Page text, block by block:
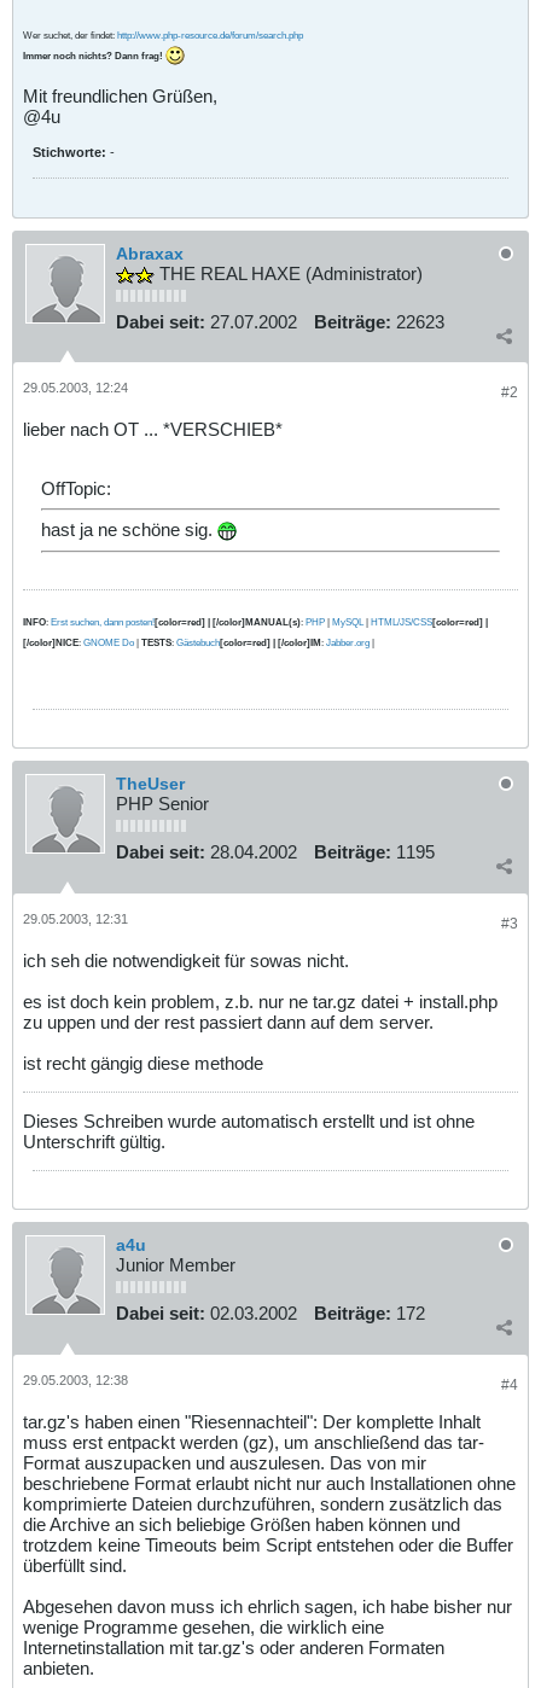
Wer suchet, der findet: http://www.php-resource.de/forum/search.php
Immer noch nichts? Dann frag!
Mit freundlichen Grüßen,
@4u
Stichworte: -
Abraxax
THE REAL HAXE (Administrator)
Dabei seit: 27.07.2002 Beiträge: 22623
#2
29.05.2003, 12:24
lieber nach OT ... *VERSCHIEB*
OffTopic:
hast ja ne schöne sig.
INFO: Erst suchen, dann posten![color=red] | [/color]MANUAL(s): PHP MySQL| HTML/JS/CSS[color=red] |
[/color]NICE: GNOME Do TESTS: Gästebuch[color=red] | [/color]IM : Jabber.org
TheUser
PHP Senior
Dabei seit: 28.04.2002 Beiträge: 1195
#3
29.05.2003, 12:31
ich seh die notwendigkeit für sowas nicht.
es ist doch kein problem, z.b. nur ne tar.gz datei + install.php
zu uppen und der rest passiert dann auf dem server.
ist recht gängig diese methode
Dieses Schreiben wurde automatisch erstellt und ist ohne
Unterschrift gültig.
a4u
Junior Member
Dabei seit: 02.03.2002 Beiträge: 172
#4
29.05.2003, 12:38
tar.gz's haben einen "Riesennachteil": Der komplette Inhalt
muss erst entpackt werden (gz), um anschließend das tar-
Format auszupacken und auszulesen. Das von mir
beschriebene Format erlaubt nicht nur auch Installationen ohne
komprimierte Dateien durchzuführen, sondern zusätzlich das
die Archive an sich beliebige Größen haben können und
trotzdem keine Timeouts beim Script entstehen oder die Buffer
überfüllt sind.
Abgesehen davon muss ich ehrlich sagen, ich habe bisher nur
wenige Programme gesehen, die wirklich eine
Internetinstallation mit tar.gz's oder anderen Formaten
anbieten.